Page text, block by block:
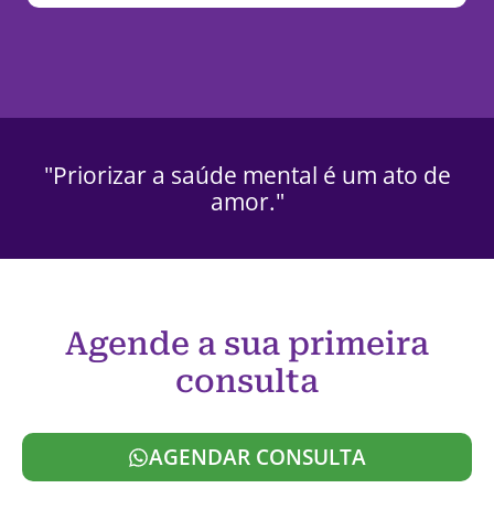
"Priorizar a saúde mental é um ato de
amor."
Agende a sua primeira
consulta
AGENDAR CONSULTA